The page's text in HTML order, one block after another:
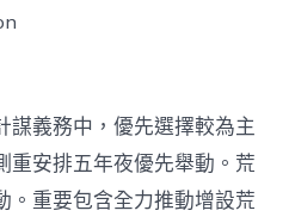
謀義務中，優先選擇較為主
重安排五年夜優先舉動。荒
。重要包含全力推動增設荒